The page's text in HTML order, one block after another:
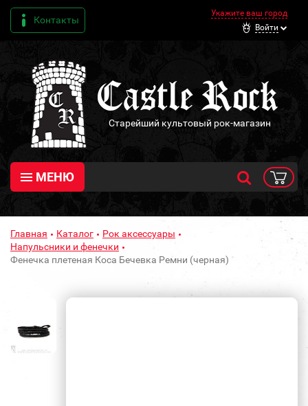
Контакты
Укажите ваш город
Войти
Старейший культовый рок-магазин
МЕНЮ
Главная Каталог
Рок аксессуары
Напульсники и фенечки
Фенечка плетеная Коса Бечевка Ремни (черная)